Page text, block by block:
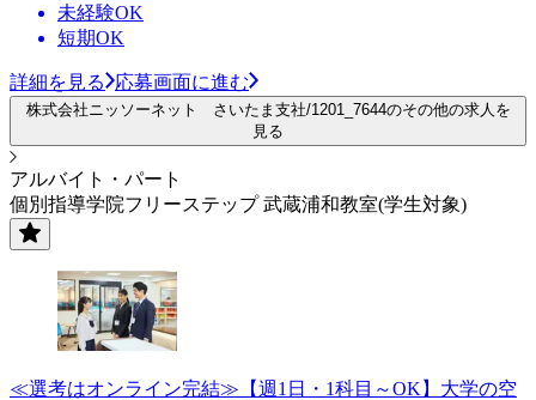
未経験OK
短期OK
詳細を見る 応募画面に進む
株式会社ニッソーネット さいたま支社/1201_7644のその他の求人を
見る
アルバイト・パート
個別指導学院フリーステップ 武蔵浦和教室(学生対象)
≪選考はオンライン完結≫【週1日・1科目～OK】大学の空